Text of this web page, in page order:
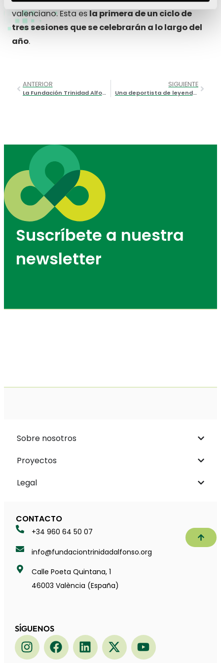
valenciano. Esta es la primera de un ciclo de
tres sesiones que se celebrarán a lo largo del
año.
ANTERIOR
La Fundación Trinidad Alfonso presenta la 14ª edición del Proyecto FER
SIGUIENTE
Una deportista de leyenda: la Fundación Trinidad Alfonso rinde homenaje a Vega Gimeno tras dejar las pistas
Suscríbete a nuestra
newsletter
Sobre nosotros
Proyectos
Legal
CONTACTO
+34 960 64 50 07
info@fundaciontrinidadalfonso.org
Calle Poeta Quintana, 1
46003 València (España)
SÍGUENOS